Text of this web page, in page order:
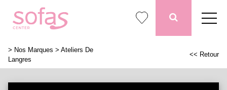
> Nos Marques > Ateliers De
Langres
<< Retour